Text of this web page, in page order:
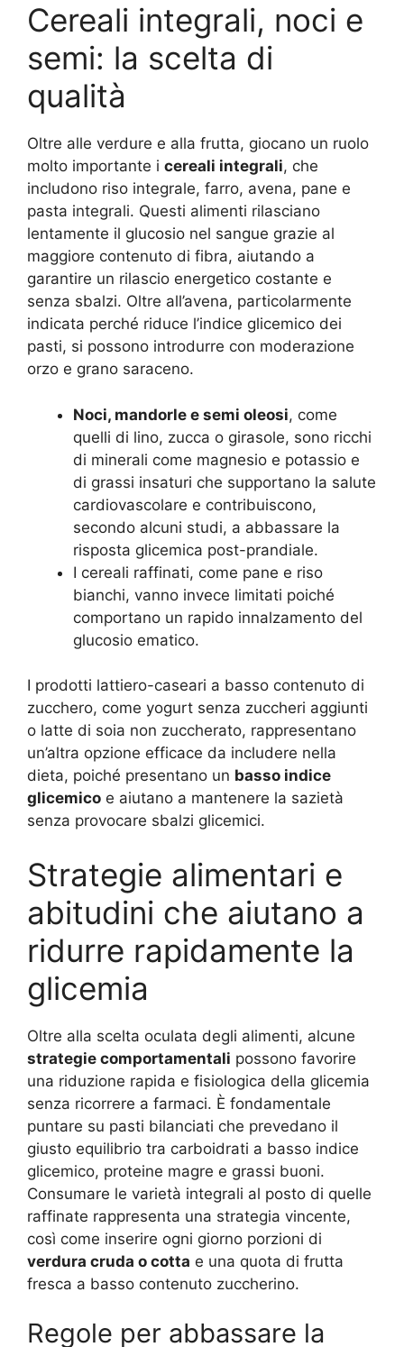
Cereali integrali, noci e
semi: la scelta di
qualità
Oltre alle verdure e alla frutta, giocano un ruolo
molto importante i cereali integrali, che
includono riso integrale, farro, avena, pane e
pasta integrali. Questi alimenti rilasciano
lentamente il glucosio nel sangue grazie al
maggiore contenuto di fibra, aiutando a
garantire un rilascio energetico costante e
senza sbalzi. Oltre all’avena, particolarmente
indicata perché riduce l’indice glicemico dei
pasti, si possono introdurre con moderazione
orzo e grano saraceno.
Noci, mandorle e semi oleosi, come
quelli di lino, zucca o girasole, sono ricchi
di minerali come magnesio e potassio e
di grassi insaturi che supportano la salute
cardiovascolare e contribuiscono,
secondo alcuni studi, a abbassare la
risposta glicemica post-prandiale.
I cereali raffinati, come pane e riso
bianchi, vanno invece limitati poiché
comportano un rapido innalzamento del
glucosio ematico.
I prodotti lattiero-caseari a basso contenuto di
zucchero, come yogurt senza zuccheri aggiunti
o latte di soia non zuccherato, rappresentano
un’altra opzione efficace da includere nella
dieta, poiché presentano un basso indice
glicemico e aiutano a mantenere la sazietà
senza provocare sbalzi glicemici.
Strategie alimentari e
abitudini che aiutano a
ridurre rapidamente la
glicemia
Oltre alla scelta oculata degli alimenti, alcune
strategie comportamentali possono favorire
una riduzione rapida e fisiologica della glicemia
senza ricorrere a farmaci. È fondamentale
puntare su pasti bilanciati che prevedano il
giusto equilibrio tra carboidrati a basso indice
glicemico, proteine magre e grassi buoni.
Consumare le varietà integrali al posto di quelle
raffinate rappresenta una strategia vincente,
così come inserire ogni giorno porzioni di
verdura cruda o cotta e una quota di frutta
fresca a basso contenuto zuccherino.
Regole per abbassare la